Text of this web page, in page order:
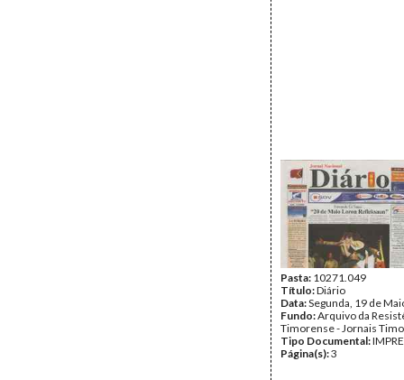
Pasta: 10271.049
Título:Diário
Data:Segunda, 19 de
Fundo:Arquivo da
Timorense - Jornais
Tipo Documental:
Página(s):3